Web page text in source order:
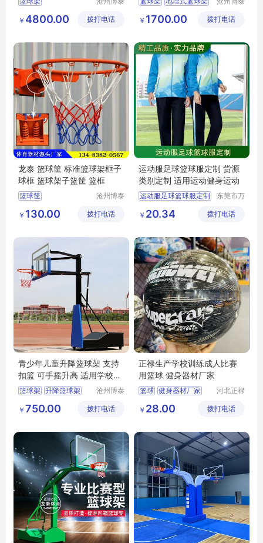
有限公司
￥ 4800.00 拨打电话
中学篮球框
有限公司
￥ 1700.00 拨打电话
龙泰 篮球筐 标准篮球架框子
球框 篮球架子篮筐 篮框
篮球筐
沧州博泰
有限公司
￥ 130.00 拨打电话
运动服足球篮球服定制 货源
类别定制 适用运动健身运动
运动服足球篮球服定制
东莞市万
衣厂
￥ 20.34 拨打电话
青少年儿童升降篮球架 支持
扣篮 可手摇升高 适用学校公
园广场培训馆
篮球架 升降篮球架
儿童篮球架
沧州博泰
有限公司
￥ 750.00 拨打电话
正禄生产学校训练成人比赛
用篮球 健身器材厂家
篮球 健身器材厂家
成人比赛用篮球
河北正禄
制造有限
￥ 28.00 拨打电话